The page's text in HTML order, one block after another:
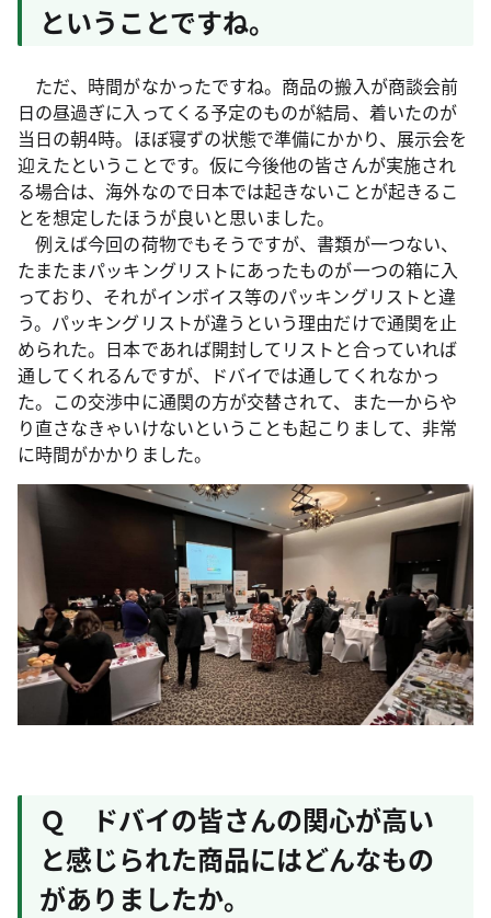
ということですね。
ただ、時間がなかったですね。商品の搬入が商談会前
日の昼過ぎに入ってくる予定のものが結局、着いたのが
当日の朝4時。ほぼ寝ずの状態で準備にかかり、展示会を
迎えたということです。仮に今後他の皆さんが実施され
る場合は、海外なので日本では起きないことが起きるこ
とを想定したほうが良いと思いました。
例えば今回の荷物でもそうですが、書類が一つない、
たまたまパッキングリストにあったものが一つの箱に入
っており、それがインボイス等のパッキングリストと違
う。パッキングリストが違うという理由だけで通関を止
められた。日本であれば開封してリストと合っていれば
通してくれるんですが、ドバイでは通してくれなかっ
た。この交渉中に通関の方が交替されて、また一からや
り直さなきゃいけないということも起こりまして、非常
に時間がかかりました。
Ｑ ドバイの皆さんの関心が高い
と感じられた商品にはどんなもの
がありましたか。